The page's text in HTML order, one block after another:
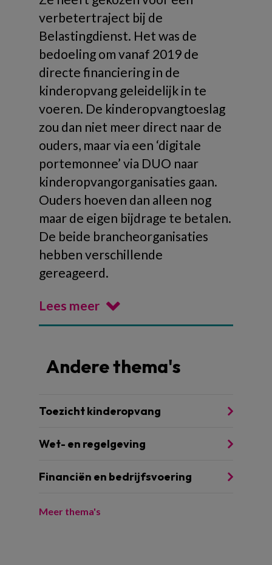
verbetertraject bij de
Belastingdienst. Het was de
bedoeling om vanaf 2019 de
directe financiering in de
kinderopvang geleidelijk in te
voeren. De kinderopvangtoeslag
zou dan niet meer direct naar de
ouders, maar via een ‘digitale
portemonnee’ via DUO naar
kinderopvangorganisaties gaan.
Ouders hoeven dan alleen nog
maar de eigen bijdrage te betalen.
De beide brancheorganisaties
hebben verschillende
gereageerd.
Lees meer
Andere thema's
Toezicht kinderopvang
Wet- en regelgeving
Financiën en bedrijfsvoering
Meer thema's